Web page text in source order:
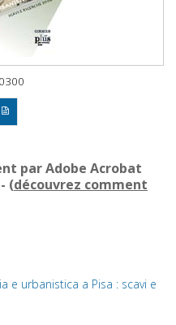
par Adobe Acrobat
(découvrez comment
e urbanistica a Pisa : scavi e